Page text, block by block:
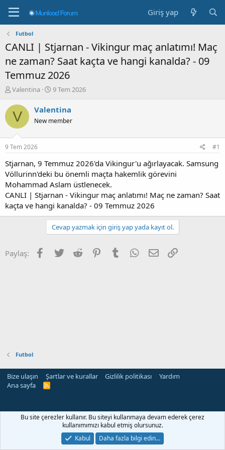
Giriş yap
Futbol
CANLI | Stjarnan - Vikingur maç anlatımı! Maç
ne zaman? Saat kaçta ve hangi kanalda? - 09
Temmuz 2026
K
n
b
u
u
b
a
ş
l
a
t
a
n
Valentina
B
ş
a
ç
a
r
i
h
i
9 Tem 2026
V Valentina
New member
9 Tem 2026 #1
Stjarnan, 9 Temmuz 2026'da Vikingur'u ağırlayacak. Samsung
Völlurinn'deki bu önemli maçta hakemlik görevini
Mohammad Aslam üstlenecek.
CANLI | Stjarnan - Vikingur maç anlatımı! Maç ne zaman? Saat
kaçta ve hangi kanalda? - 09 Temmuz 2026
Cevap yazmak için giriş yap yada kayıt ol.
Paylaş: Facebook
Twitter Reddit PinterestTumblr WhatsApp
E-posta
Futbol
Bize ulaşın Şartlar ve kurallar Gizlilik politikası
Yardım
Ana sayfa
R
Bu site çerezler kullanır. Bu siteyi kullanmaya devam ederek çerez
kullanımımızı kabul etmiş olursunuz.
Kabul
Daha fazla bilgi edin…